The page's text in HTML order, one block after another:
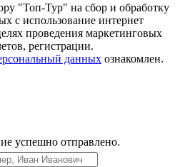
"Топ-Тур" на сбор и обработку
с использование интернет
проведения маркетинговых
регистрации.
данных ознакомлен.
успешно отправлено.